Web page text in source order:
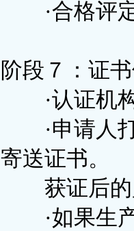
·合格评定
阶段７：证
·认证机构
·申请人打
寄送证书。
获证后的
·如果生产